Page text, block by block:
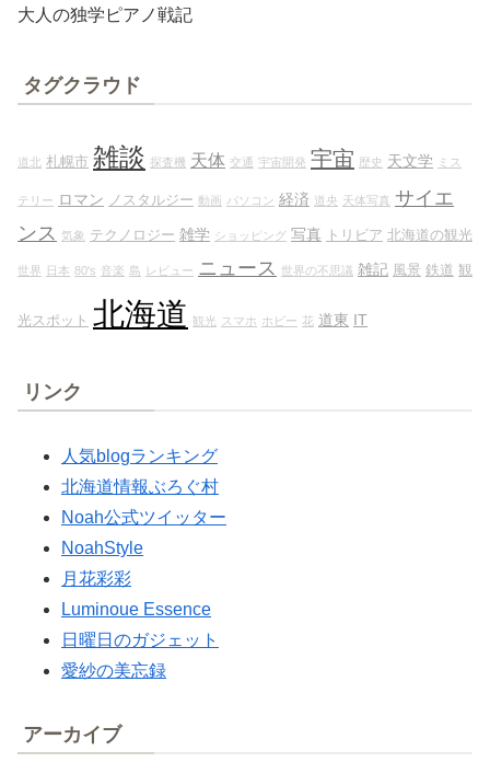
大人の独学ピアノ戦記
タグクラウド
道北 札幌市 雑談 探査機 天体 交通 宇宙開発 宇宙 歴史 天文学 ミス
テリー ロマン ノスタルジー 動画 パソコン 経済 道央 天体写真 サイエ
ンス
気象 テクノロジー 雑学 ショッピング 写真 トリビア 北海道の観光
世界 日本 80's 音楽 島 レビュー ニュース 世界の不思議 雑記 風景 鉄道 観
光スポット 北海道 観光 スマホ ホビー 花 道東 IT
リンク
人気blogランキング
北海道情報ぶろぐ村
Noah公式ツイッター
NoahStyle
月花彩彩
Luminoue Essence
日曜日のガジェット
愛紗の美忘録
アーカイブ